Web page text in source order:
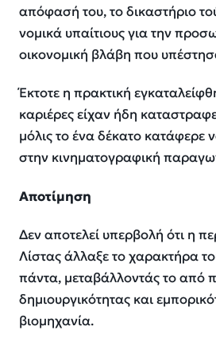
απόφασή του, το δικαστήριο
νομικά υπαίτιους για την
οικονομική βλάβη που
Έκτοτε η πρακτική
καριέρες είχαν ήδη
μόλις το ένα δέκατο κατάφερε
στην κινηματογραφική
Αποτίμηση
Δεν αποτελεί υπερβολή ότι η
Λίστας άλλαξε το χαρακτήρα
πάντα, μεταβάλλοντάς το από
δημιουργικότητας και
βιομηχανία.